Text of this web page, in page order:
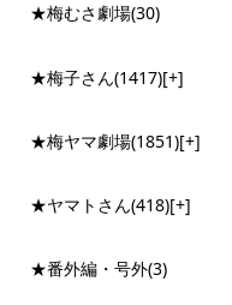
★梅むさ劇場(30)
★梅子さん(1417)[+]
★梅ヤマ劇場(1851)[+]
★ヤマトさん(418)[+]
★番外編・号外(3)